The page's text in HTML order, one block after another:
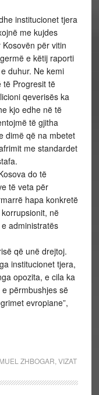
institucionet tjera
me kujdes
për vitin
e këtij raporti
duhur. Ne kemi
të Progresit të
qeverisës ka
kjo edhe në të
të gjitha
dimë që na mbetet
me standardet
do të
të veta për
hapa konkretë
në
administratës
që unë drejtoj.
institucionet tjera,
opozita, e cila ka
përmbushjes së
evropiane”,
ZHBOGAR VIZAT